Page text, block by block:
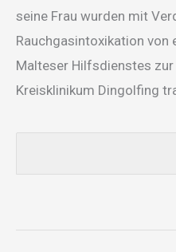
seine Frau wurden mit
Rauchgasintoxikation von
Malteser Hilfsdienstes
Kreisklinikum Dingolfing